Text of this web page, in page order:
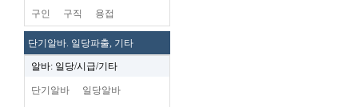
구인 구직 용접
단기알바. 일당파출, 기타
알바: 일당/시급/기타
단기알바 일당알바